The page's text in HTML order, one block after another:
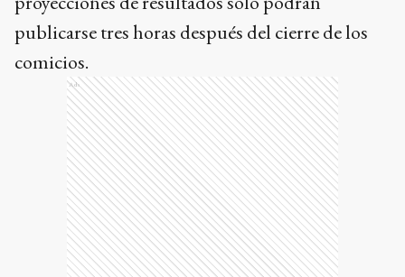
publicarse tres horas después del cierre de los
comicios.
Ads